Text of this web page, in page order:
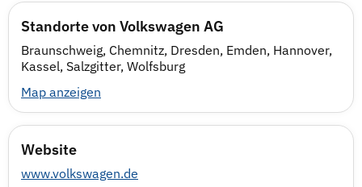
Standorte von Volkswagen AG
Braunschweig, Chemnitz, Dresden, Emden, Hannover,
Kassel, Salzgitter, Wolfsburg
Map anzeigen
Website
www.volkswagen.de